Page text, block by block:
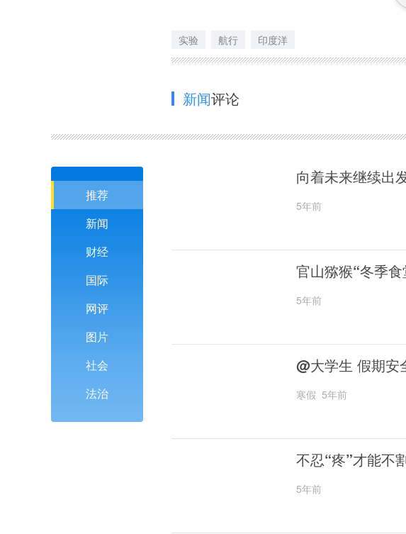
实验 航行 印度洋
新闻评论
推荐
新闻
财经
国际
网评
图片
社会
法治
向着未来继续出
5年前
官山猕猴“冬季食
5年前
@大学生 假期安
寒假 5年前
不忍“疼”才能不
5年前